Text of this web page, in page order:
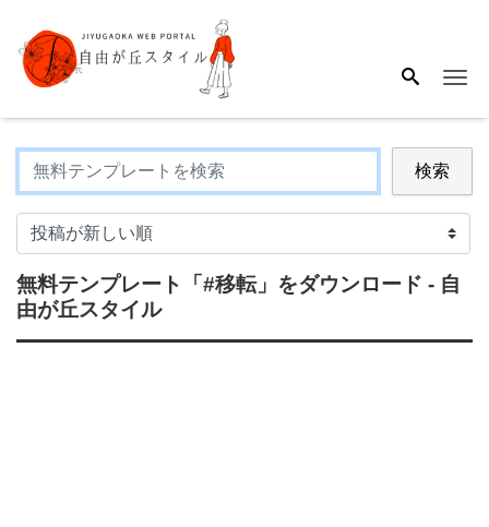
検索
無料テンプレート 「#移転」 をダウンロード - 自
由が丘スタイル